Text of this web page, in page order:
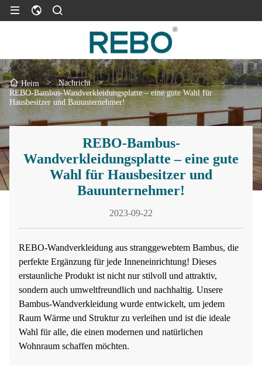
Heim > Nachricht
>
REBO-Bambus-Wandverkleidungsplatte – eine gute Wahl für
Hausbesitzer und Bauunternehmer!
REBO-Bambus-
Wandverkleidungsplatte – eine gute
Wahl für Hausbesitzer und
Bauunternehmer!
2023-09-22
REBO-Wandverkleidung aus stranggewebtem Bambus, die
perfekte Ergänzung für jede Inneneinrichtung! Dieses
erstaunliche Produkt ist nicht nur stilvoll und attraktiv,
sondern auch umweltfreundlich und nachhaltig. Unsere
Bambus-Wandverkleidung wurde entwickelt, um jedem
Raum Wärme und Struktur zu verleihen und ist die ideale
Wahl für alle, die einen modernen und natürlichen
Wohnraum schaffen möchten.